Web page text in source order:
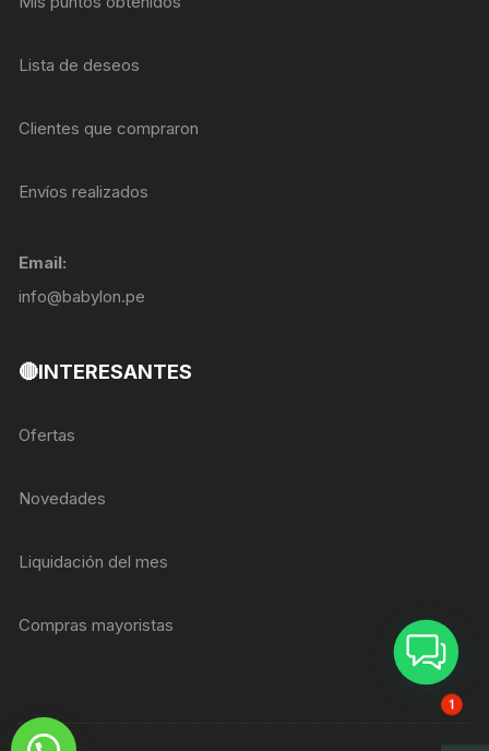
Lista de deseos
Clientes que compraron
Envíos realizados
Email:
info@babylon.pe
🔴INTERESANTES
Ofertas
Novedades
Liquidación del mes
Compras mayoristas
1